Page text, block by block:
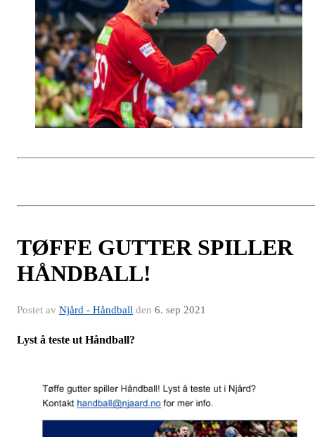
TØFFE GUTTER SPILLER
HÅNDBALL!
Postet av Njård - Håndball den 6. sep 2021
Lyst å teste ut Håndball?